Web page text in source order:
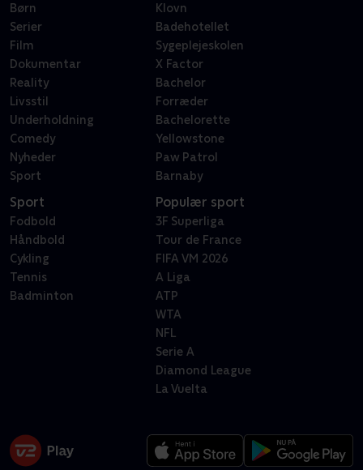
Børn
Serier
Film
Dokumentar
Reality
Livsstil
Underholdning
Comedy
Nyheder
Sport
Klovn
Badehotellet
Sygeplejeskolen
X Factor
Bachelor
Forræder
Bachelorette
Yellowstone
Paw Patrol
Barnaby
Sport
Fodbold
Håndbold
Cykling
Tennis
Badminton
Populær sport
3F Superliga
Tour de France
FIFA VM 2026
A Liga
ATP
WTA
NFL
Serie A
Diamond League
La Vuelta